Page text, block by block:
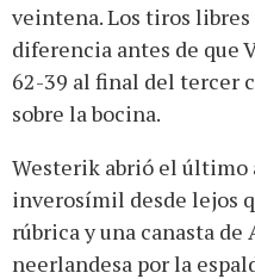
veintena. Los tiros
diferencia antes de que
62-39 al final del tercer
sobre la bocina.
Westerik abrió el último
inverosímil desde lejos
rúbrica y una canasta de
neerlandesa por la